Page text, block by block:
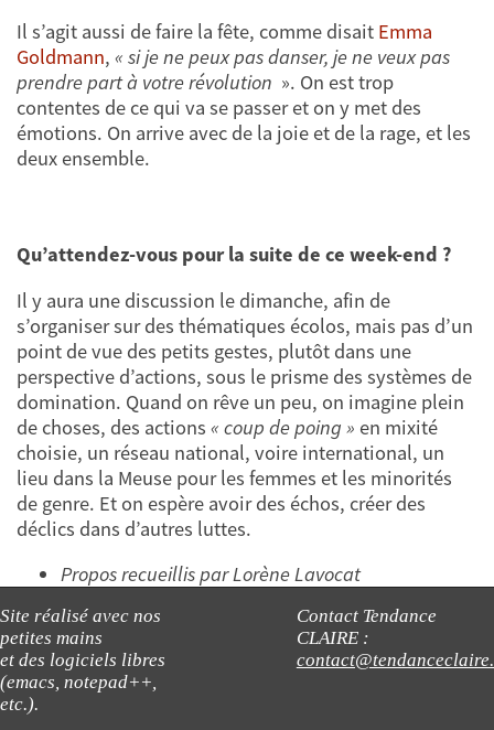
Il s’agit aussi de faire la fête, comme disait Emma
Goldmann, « si je ne peux pas danser, je ne veux pas
prendre part à votre révolution ». On est trop
contentes de ce qui va se passer et on y met des
émotions. On arrive avec de la joie et de la rage, et les
deux ensemble.
Qu’attendez-vous pour la suite de ce week-end ?
Il y aura une discussion le dimanche, afin de
s’organiser sur des thématiques écolos, mais pas d’un
point de vue des petits gestes, plutôt dans une
perspective d’actions, sous le prisme des systèmes de
domination. Quand on rêve un peu, on imagine plein
de choses, des actions « coup de poing » en mixité
choisie, un réseau national, voire international, un
lieu dans la Meuse pour les femmes et les minorités
de genre. Et on espère avoir des échos, créer des
déclics dans d’autres luttes.
Propos recueillis par Lorène Lavocat
Site réalisé avec nos
petites mains
et des logiciels libres
(emacs, notepad++,
etc.).
Contact Tendance
CLAIRE :